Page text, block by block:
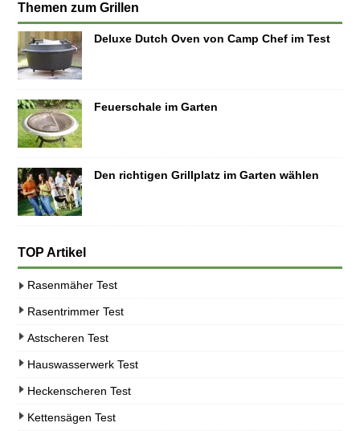
Themen zum Grillen
Deluxe Dutch Oven von Camp Chef im Test
Feuerschale im Garten
Den richtigen Grillplatz im Garten wählen
TOP Artikel
Rasenmäher Test
Rasentrimmer Test
Astscheren Test
Hauswasserwerk Test
Heckenscheren Test
Kettensägen Test